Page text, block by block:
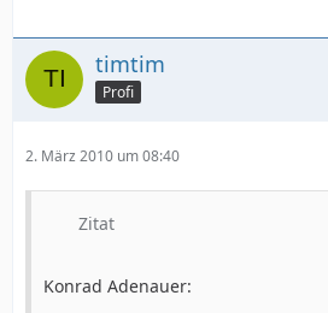
timtim
Profi
2. März 2010 um 08:40
Zitat
Konrad Adenauer: